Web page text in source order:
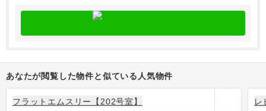
あなたが閲覧した物件と似ている人気物件
フラットエムスリー【202号室】 レ